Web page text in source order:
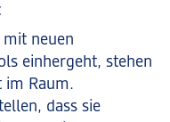
neuen
einhergeht, stehen
im Raum.
dass sie